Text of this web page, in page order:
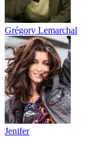
Grégory Lemarchal
Jenifer